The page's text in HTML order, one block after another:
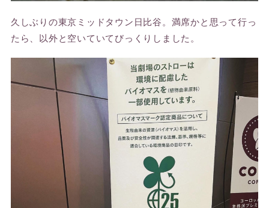
久しぶりの東京ミッドタウン日比谷。満席かと思って行っ
たら、以外と空いていてびっくりしました。